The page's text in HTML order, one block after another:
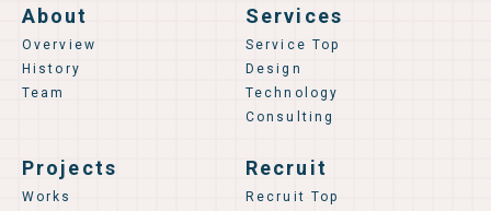
About
Overview
History
Team
Services
Service Top
Design
Technology
Consulting
Projects
Works
Recruit
Recruit Top